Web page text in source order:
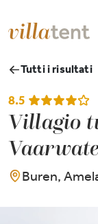
Tutti i risultati
8.5
Villagio
Buren,